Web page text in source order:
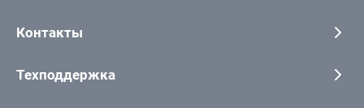
Контакты
Техподдержка